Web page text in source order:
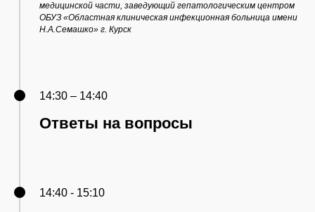
медицинской части, заведующий гепатологическим центром
ОБУЗ «Областная клиническая инфекционная больница имени
Н.А.Семашко» г. Курск
14:30 – 14:40
Ответы на вопросы
14:40 - 15:10